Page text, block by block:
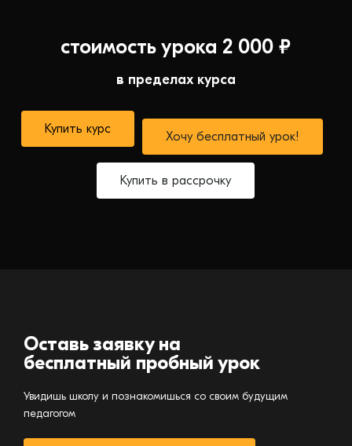
стоимость урока 2 000 ₽
в пределах курса
Купить курс
Хочу бесплатный урок!
Купить в рассрочку
Оставь заявку на
бесплатный пробный урок
Увидишь школу и познакомишься со своим будущим
педагогом